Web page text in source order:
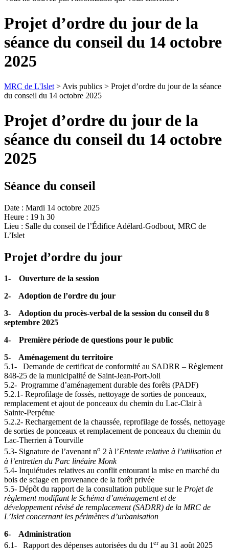
Projet d’ordre du jour de la
séance du conseil du 14 octobre
2025
MRC de L'Islet > Avis publics > Projet d’ordre du jour de la séance
du conseil du 14 octobre 2025
Projet d’ordre du jour de la
séance du conseil du 14 octobre
2025
Séance du conseil
Date : Mardi 14 octobre 2025
Heure : 19 h 30
Lieu : Salle du conseil de l’Édifice Adélard-Godbout, MRC de
L’Islet
Projet d’ordre du jour
1- Ouverture de la session
2- Adoption de l’ordre du jour
3- Adoption du procès-verbal de la session du conseil du 8
septembre 2025
4- Première période de questions pour le public
5- Aménagement du territoire
5.1- Demande de certificat de conformité au SADRR – Règlement
848-25 de la municipalité de Saint-Jean-Port-Joli
5.2- Programme d’aménagement durable des forêts (PADF)
5.2.1- Reprofilage de fossés, nettoyage de sorties de ponceaux,
remplacement et ajout de ponceaux du chemin du Lac-Clair à
Sainte-Perpétue
5.2.2- Rechargement de la chaussée, reprofilage de fossés, nettoyage
de sorties de ponceaux et remplacement de ponceaux du chemin du
Lac-Therrien à Tourville
5.3- Signature de l’avenant no 2 à l’Entente relative à l’utilisation et
à l’entretien du Parc linéaire Monk
5.4- Inquiétudes relatives au conflit entourant la mise en marché du
bois de sciage en provenance de la forêt privée
5.5- Dépôt du rapport de la consultation publique sur le Projet de
règlement modifiant le Schéma d’aménagement et de
développement révisé de remplacement (SADRR) de la MRC de
L’Islet concernant les périmètres d’urbanisation
6- Administration
6.1- Rapport des dépenses autorisées du du 1 erau 31 août 2025